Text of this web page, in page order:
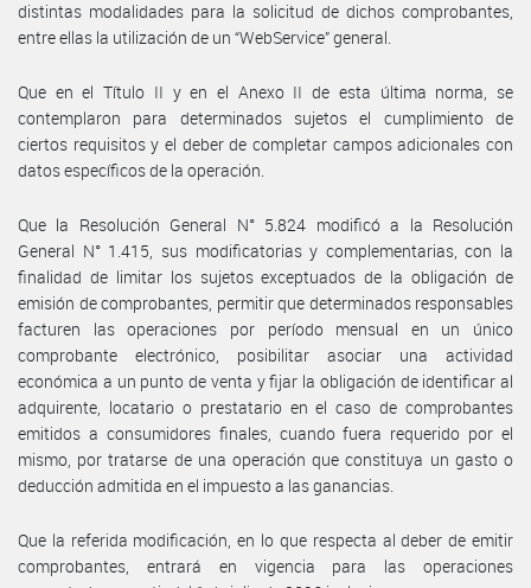
distintas modalidades para la solicitud de dichos comprobantes,
entre ellas la utilización de un “WebService” general.
Que en el Título II y en el Anexo II de esta última norma, se
contemplaron para determinados sujetos el cumplimiento de
ciertos requisitos y el deber de completar campos adicionales con
datos específicos de la operación.
Que la Resolución General N° 5.824 modificó a la Resolución
General N° 1.415, sus modificatorias y complementarias, con la
finalidad de limitar los sujetos exceptuados de la obligación de
emisión de comprobantes, permitir que determinados responsables
facturen las operaciones por período mensual en un único
comprobante electrónico, posibilitar asociar una actividad
económica a un punto de venta y fijar la obligación de identificar al
adquirente, locatario o prestatario en el caso de comprobantes
emitidos a consumidores finales, cuando fuera requerido por el
mismo, por tratarse de una operación que constituya un gasto o
deducción admitida en el impuesto a las ganancias.
Que la referida modificación, en lo que respecta al deber de emitir
comprobantes, entrará en vigencia para las operaciones